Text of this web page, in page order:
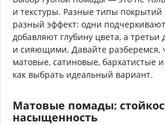
и текстуры. Разные типы
разный эффект: одни
добавляют глубину цвета, а
и сияющими. Давайте разберемся,
матовые, сатиновые, бархатистые
как выбрать идеальный вариант.
Матовые помады:
насыщенность